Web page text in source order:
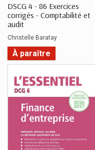
DSCG 4 - 86 Exercices
corrigés - Comptabilité et
audit
Christelle Baratay
À paraître